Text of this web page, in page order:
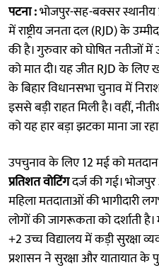
पटना :भोजपुर-सह-बक्सर स्थानीय
में राष्ट्रीय जनता दल (RJD) के
की है। गुरुवार को घोषित नतीजों में
को मात दी। यह जीत RJD के लिए
के बिहार विधानसभा चुनाव में
इससे बड़ी राहत मिली है। वहीं,
को यह हार बड़ा झटका माना जा
उपचुनाव के लिए 12 मई को
प्रतिशत वोटिंगदर्ज की गई।
महिला मतदाताओं की भागीदारी
लोगों की जागरूकता को दर्शाती
+2 उच्च विद्यालय में कड़ी सुरक्षा
प्रशासन ने सुरक्षा और यातायात के